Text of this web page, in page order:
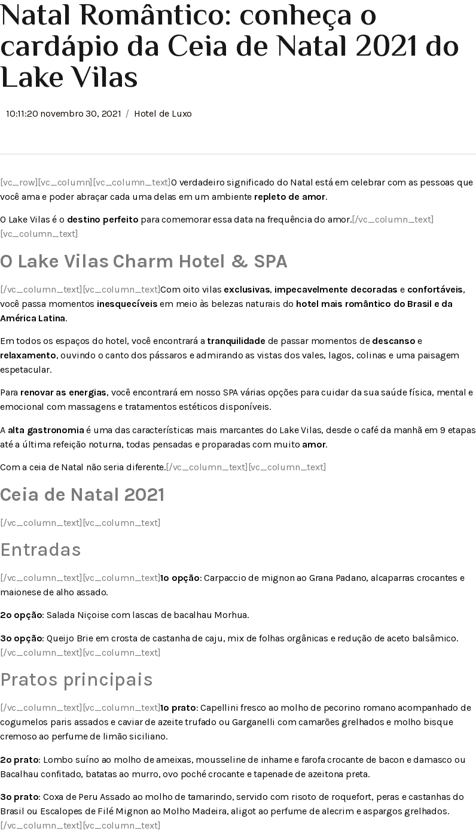
Natal Romântico: conheça o
cardápio da Ceia de Natal 2021 do
Lake Vilas
10:11:20 novembro 30, 2021 / Hotel de Luxo
[vc_row][vc_column][vc_column_text]O verdadeiro significado do Natal está em celebrar com as pessoas que
você ama e poder abraçar cada uma delas em um ambiente repleto de amor.
O Lake Vilas é o destino perfeito para comemorar essa data na frequência do amor.[/vc_column_text]
[vc_column_text]
O Lake Vilas Charm Hotel & SPA
[/vc_column_text][vc_column_text]Com oito vilas exclusivas, impecavelmente decoradas e confortáveis,
você passa momentos inesquecíveis em meio às belezas naturais do hotel mais romântico do Brasil e da
América Latina.
Em todos os espaços do hotel, você encontrará a tranquilidade de passar momentos de descanso e
relaxamento, ouvindo o canto dos pássaros e admirando as vistas dos vales, lagos, colinas e uma paisagem
espetacular.
Para renovar as energias, você encontrará em nosso SPA várias opções para cuidar da sua saúde física, mental e
emocional com massagens e tratamentos estéticos disponíveis.
A alta gastronomia é uma das características mais marcantes do Lake Vilas, desde o café da manhã em 9 etapas
até a última refeição noturna, todas pensadas e proparadas com muito amor.
Com a ceia de Natal não seria diferente.[/vc_column_text][vc_column_text]
Ceia de Natal 2021
[/vc_column_text][vc_column_text]
Entradas
[/vc_column_text][vc_column_text]1º opção: Carpaccio de mignon ao Grana Padano, alcaparras crocantes e
maionese de alho assado.
2º opção: Salada Niçoise com lascas de bacalhau Morhua.
3º opção: Queijo Brie em crosta de castanha de caju, mix de folhas orgânicas e redução de aceto balsâmico.
[/vc_column_text][vc_column_text]
Pratos principais
[/vc_column_text][vc_column_text]1º prato: Capellini fresco ao molho de pecorino romano acompanhado de
cogumelos paris assados e caviar de azeite trufado ou Garganelli com camarões grelhados e molho bisque
cremoso ao perfume de limão siciliano.
2º prato: Lombo suíno ao molho de ameixas, mousseline de inhame e farofa crocante de bacon e damasco ou
Bacalhau confitado, batatas ao murro, ovo poché crocante e tapenade de azeitona preta.
3º prato: Coxa de Peru Assado ao molho de tamarindo, servido com risoto de roquefort, peras e castanhas do
Brasil ou Escalopes de Filé Mignon ao Molho Madeira, aligot ao perfume de alecrim e aspargos grelhados.
[/vc_column_text][vc_column_text]